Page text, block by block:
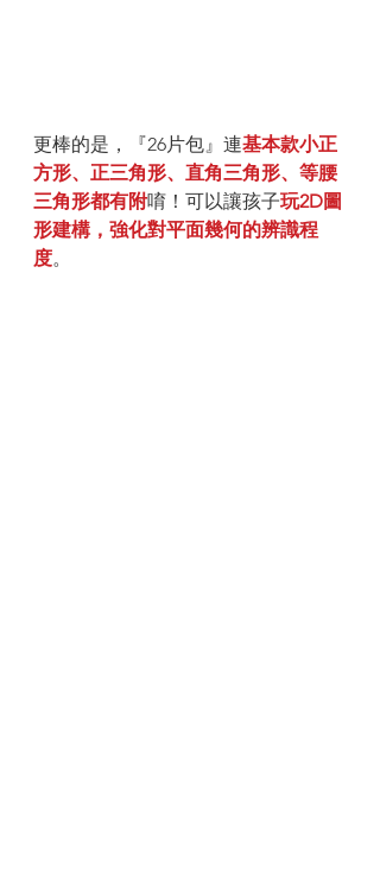
更棒的是，『26片包』連基本款小正
方形、正三角形、直角三角形、等腰
三角形都有附唷！可以讓孩子玩2D圖
形建構，強化對平面幾何的辨識程
度。